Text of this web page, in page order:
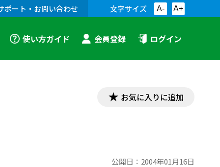
ポート・お問い合わせ 文字サイズ A- A+
使い方ガイド 会員登録 ログイン
お気に入りに追加
公開日： 2004年01月16日